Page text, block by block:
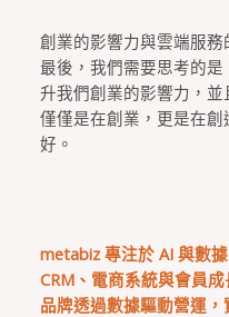
創業的影響力與雲端服務
最後，我們需要思考的
升我們創業的影響力，
僅僅是在創業，更是在
好。
metabiz 專注於 AI 與數
CRM、電商系統與會員
品牌透過數據驅動營運